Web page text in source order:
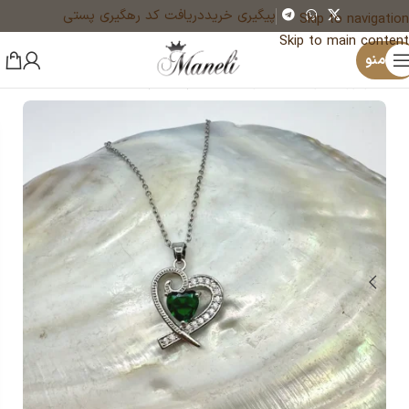
Skip to navigation
Skip to main content
پیگیری خریددریافت کد رهگیری پستی
منو
خانه زیورآلات و بدلیجات رنگ ثابت گردنبند زنانه
×